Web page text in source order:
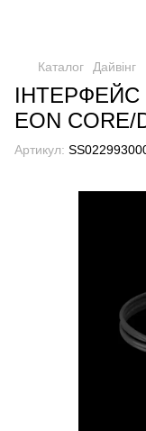
Каталог Дайвінг
ІНТЕРФЕЙС
EON CORE/
Артикул: